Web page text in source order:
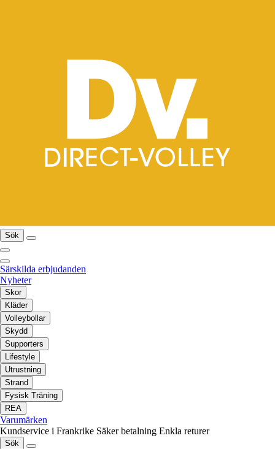
Sök
Särskilda erbjudanden
Nyheter
Skor
Kläder
Volleybollar
Skydd
Supporters
Lifestyle
Utrustning
Strand
Fysisk Träning
REA
Varumärken
Kundservice i Frankrike Säker betalning Enkla returer
Sök